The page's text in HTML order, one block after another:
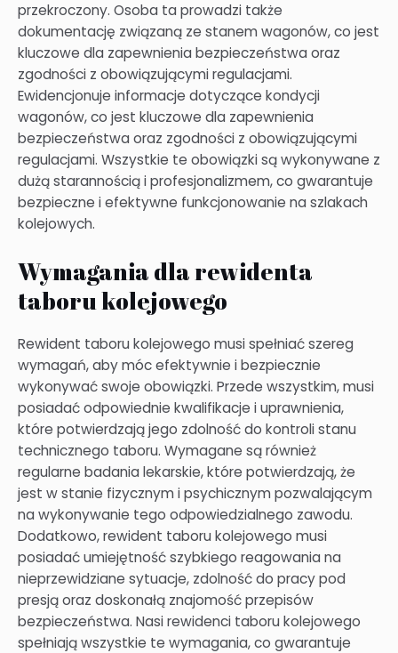
przekroczony. Osoba ta prowadzi także
dokumentację związaną ze stanem wagonów, co jest
kluczowe dla zapewnienia bezpieczeństwa oraz
zgodności z obowiązującymi regulacjami.
Ewidencjonuje informacje dotyczące kondycji
wagonów, co jest kluczowe dla zapewnienia
bezpieczeństwa oraz zgodności z obowiązującymi
regulacjami. Wszystkie te obowiązki są wykonywane z
dużą starannością i profesjonalizmem, co gwarantuje
bezpieczne i efektywne funkcjonowanie na szlakach
kolejowych.
Wymagania dla rewidenta
taboru kolejowego
Rewident taboru kolejowego musi spełniać szereg
wymagań, aby móc efektywnie i bezpiecznie
wykonywać swoje obowiązki. Przede wszystkim, musi
posiadać odpowiednie kwalifikacje i uprawnienia,
które potwierdzają jego zdolność do kontroli stanu
technicznego taboru. Wymagane są również
regularne badania lekarskie, które potwierdzają, że
jest w stanie fizycznym i psychicznym pozwalającym
na wykonywanie tego odpowiedzialnego zawodu.
Dodatkowo, rewident taboru kolejowego musi
posiadać umiejętność szybkiego reagowania na
nieprzewidziane sytuacje, zdolność do pracy pod
presją oraz doskonałą znajomość przepisów
bezpieczeństwa. Nasi rewidenci taboru kolejowego
spełniają wszystkie te wymagania, co gwarantuje